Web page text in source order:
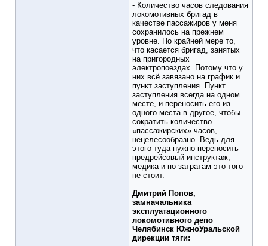
- Количество часов следования
локомотивных бригад в
качестве пассажиров у меня
сохранилось на прежнем
уровне. По крайней мере то,
что касается бригад, занятых
на пригородных
электропоездах. Потому что у
них всё завязано на график и
пункт заступления. Пункт
заступления всегда на одном
месте, и переносить его из
одного места в другое, чтобы
сократить количество
«пассажирских» часов,
нецелесообразно. Ведь для
этого туда нужно переносить
предрейсовый инструктаж,
медика и по затратам это того
не стоит.
Дмитрий Попов,
замначальника
эксплуатационного
локомотивного депо
Челябинск ЮжноУральской
дирекции тяги: